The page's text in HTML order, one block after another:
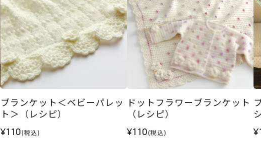
ブランケット＜ベビーパレッ
ト＞（レシピ）
¥110(税込)
ドットフラワーブランケット
（レシピ）
¥110(税込)